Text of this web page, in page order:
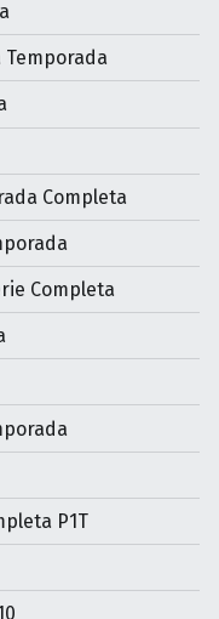
Completa
Completa
P1T